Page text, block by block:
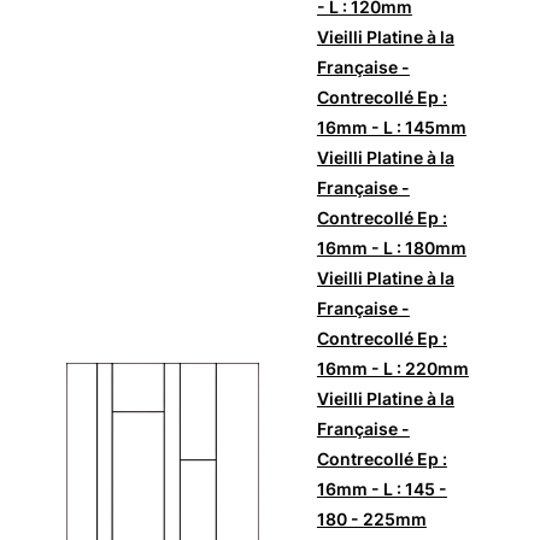
- L : 120mm
Vieilli Platine à la
Française -
Contrecollé Ep :
16mm - L : 145mm
Vieilli Platine à la
Française -
Contrecollé Ep :
16mm - L : 180mm
Vieilli Platine à la
Française -
Contrecollé Ep :
16mm - L : 220mm
Vieilli Platine à la
Française -
Contrecollé Ep :
16mm - L : 145 -
180 - 225mm